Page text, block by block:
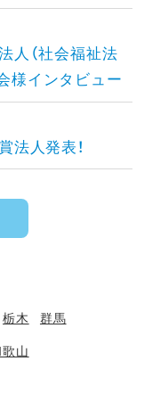
人（社会福祉法
様インタビュー
人発表！
栃木 群馬
山